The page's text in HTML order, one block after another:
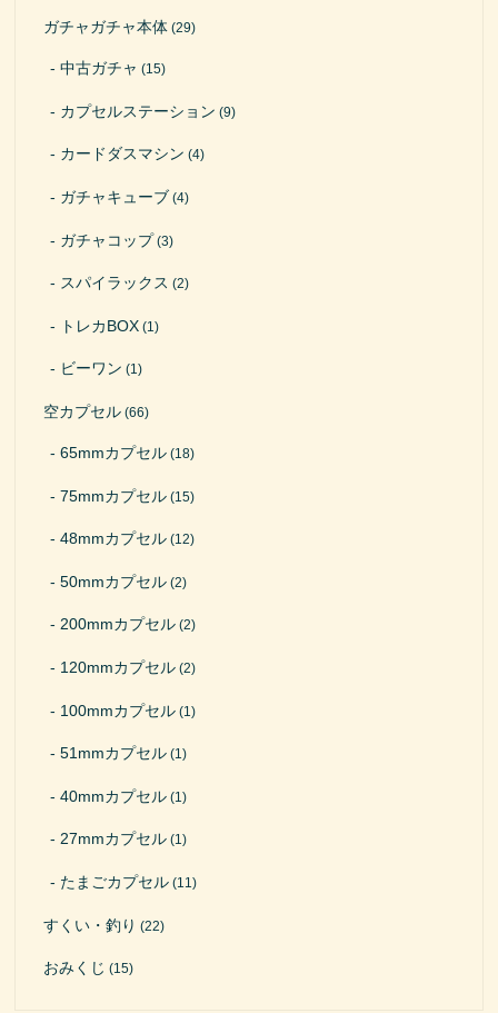
ガチャガチャ本体 (29)
中古ガチャ (15)
カプセルステーション (9)
カードダスマシン (4)
ガチャキューブ (4)
ガチャコップ(3)
スパイラックス (2)
トレカBOX (1)
ビーワン (1)
空カプセル (66)
65mmカプセル (18)
75mmカプセル (15)
48mmカプセル (12)
50mmカプセル (2)
200mmカプセル (2)
120mmカプセル (2)
100mmカプセル (1)
51mmカプセル (1)
40mmカプセル (1)
27mmカプセル (1)
たまごカプセル (11)
すくい・釣り (22)
おみくじ (15)